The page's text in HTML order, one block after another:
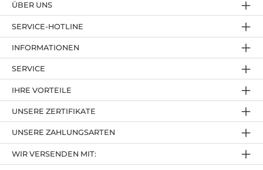
SERVICE-HOTLINE
IHRE VORTEILE
UNSERE ZAHLUNGSARTEN
ÜBER UNS
UNSERE ZERTIFIKATE
INFORMATIONEN
SERVICE
WIR VERSENDEN MIT: